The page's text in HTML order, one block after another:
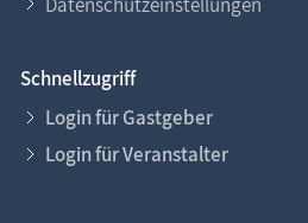
Schnellzugriff
Login für Gastgeber
Login für Veranstalter